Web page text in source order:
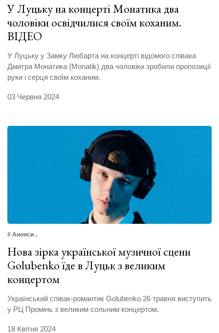
У Луцьку на концерті Монатика два
чоловіки освідчилися своїм коханим.
ВІДЕО
У Луцьку у Замку Любарта на концерті відомого співака
Дмитра Монатика (Monatik) два чоловіки зробили пропозиції
руки і серця своїм коханим.
03 Червня 2024
# Анонси
Нова зірка української музичної сцени
Golubenko їде в Луцьк з великим
концертом
Український співак-романтик Golubenko 26 травня виступить
у РЦ Промінь з великим сольним концертом.
18 Квітня 2024